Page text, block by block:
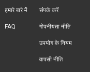
हमारे बारे में
FAQ
संपर्क करें
गोपनीयता नीति
उपयोग के नियम
वापसी नीति